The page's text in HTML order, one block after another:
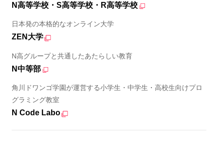
N高等学校・S高等学校・R高等学校
日本発の本格的なオンライン大学
ZEN大学
N高グループと共通したあたらしい教育
N中等部
角川ドワンゴ学園が運営する小学生・中学生・高校生向けプロ
グラミング教室
N Code Labo